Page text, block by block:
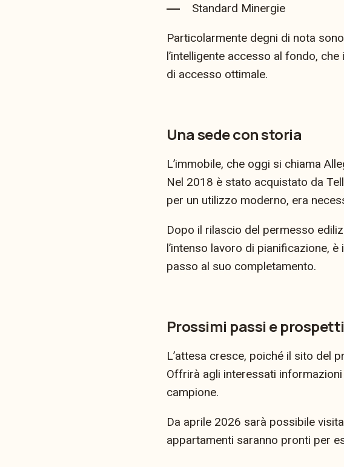
Standard Minergie
Particolarmente degni di nota
l’intelligente accesso al fondo,
di accesso ottimale.
Una sede con storia
L’immobile, che oggi si chiama
Nel 2018 è stato acquistato da
per un utilizzo moderno, era
Dopo il rilascio del permesso
l’intenso lavoro di pianificazione,
passo al suo completamento.
Prossimi passi e
L’attesa cresce, poiché il sito del
Offrirà agli interessati
campione.
Da aprile 2026 sarà possibile
appartamenti saranno pronti per